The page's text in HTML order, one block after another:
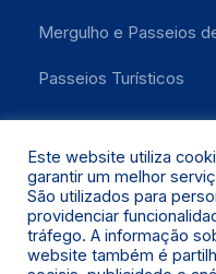
Mergulho e Passeios
Passeios Turísticos
Santa Maria 2021 ©
Este website utiliza
garantir um melhor
São utilizados para
providenciar
tráfego. A informação
website também é